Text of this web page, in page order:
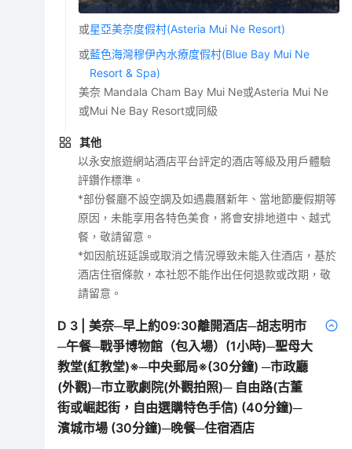
或星亞美奈度假村(Asteria Mui Ne Resort)
或藍色海灣穆伊內水療度假村(Blue Bay Mui Ne
Resort & Spa)
美奈 Mandala Cham Bay Mui Ne或Asteria Mui Ne
或Mui Ne Bay Resort或同級
其他
以永安旅遊網站酒店平台評定的酒店等級及用戶體驗
評鑽作標準。
*部份餐廳不設空調及如遇農曆新年、當地節慶假期等
原因，未能享用各特色美食，將會安排地道中、越式
餐，敬請留意。
*如因航班延誤或取消之情況導致未能入住酒店，基於
酒店住宿條款，本社恕不能作出任何退款或改期，敬
請留意。
D 3 |美奈─早上約09:30離開酒店─胡志明市
─午餐─戰爭博物館（包入場）(1小時)─聖母大
教堂(紅教堂)※─中央郵局※(30分鐘) ─市政廳
(外觀)─市立歌劇院(外觀拍照)─ 自由路(古董
街或崛起街，自由選購特色手信) (40分鐘)─
濱城市場 (30分鐘)─晚餐─住宿酒店